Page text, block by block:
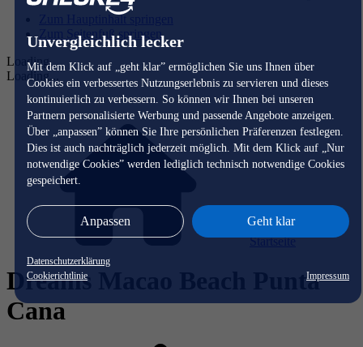
Unvergleichlich lecker
Mit dem Klick auf „geht klar” ermöglichen Sie uns Ihnen über
Cookies ein verbessertes Nutzungserlebnis zu servieren und dieses
kontinuierlich zu verbessern. So können wir Ihnen bei unseren
Partnern personalisierte Werbung und passende Angebote anzeigen.
Über „anpassen” können Sie Ihre persönlichen Präferenzen festlegen.
Dies ist auch nachträglich jederzeit möglich. Mit dem Klick auf „Nur
notwendige Cookies” werden lediglich technisch notwendige Cookies
gespeichert.
Anpassen Geht klar
Datenschutzerklärung
Cookierichtlinie
Impressum
Zum Hauptinhalt springen
Zum Seitenfuß springen
Loading...
Loading...
Startseite
Dreams Macao Beach Punta
Cana